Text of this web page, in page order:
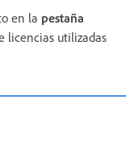
en la pestaña
licencias utilizadas